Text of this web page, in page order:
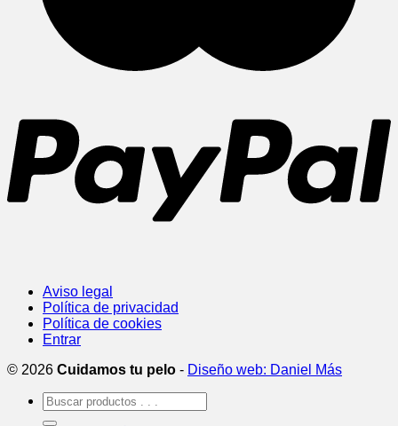
Aviso legal
Política de privacidad
Política de cookies
Entrar
© 2026 Cuidamos tu pelo - Diseño web: Daniel Más
Buscar
por: